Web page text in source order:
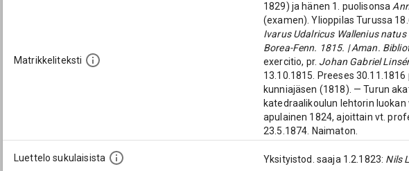
Matrikkeliteksti
1829) ja hänen 1. puolisonsa
(examen). Ylioppilas Turussa
Ivarus Udalricus Wallenius
Borea-Fenn. 1815. | Aman.
exercitio, pr. Johan Gabriel
13.10.1815. Preeses
kunniajäsen (1818). — Turun
katedraalikoulun lehtorin
apulainen 1824, ajoittain vt.
23.5.1874. Naimaton.
Luettelo sukulaisista Yksityistod. saaja 1.2.1823: Nils